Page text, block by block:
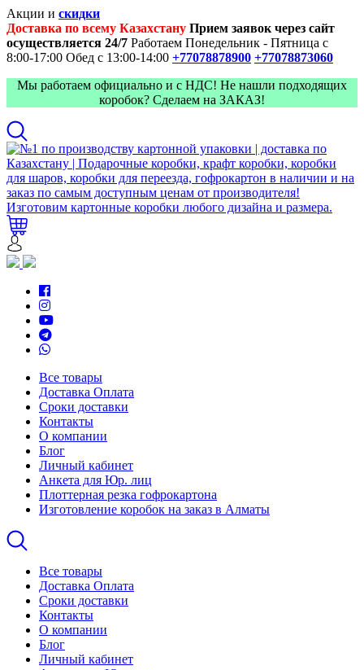
Акции и скидки
Доставка по всему Казахстану Прием заявок через сайт
осуществляется 24/7 Работаем Понедельник - Пятница с
8:00-17:00 Обед с 13:00-14:00 +77078878900 +77078873060
Мы работаем официально и с НДС! Не нашли подходящих
коробок? Сделаем на ЗАКАЗ!
Все товары
Доставка Оплата
Сроки доставки
Контакты
О компании
Блог
Личный кабинет
Анкета для Юр. лиц
Плоттерная резка гофрокартона
Изготовление коробок на заказ в Алматы
Все товары
Доставка Оплата
Сроки доставки
Контакты
О компании
Блог
Личный кабинет